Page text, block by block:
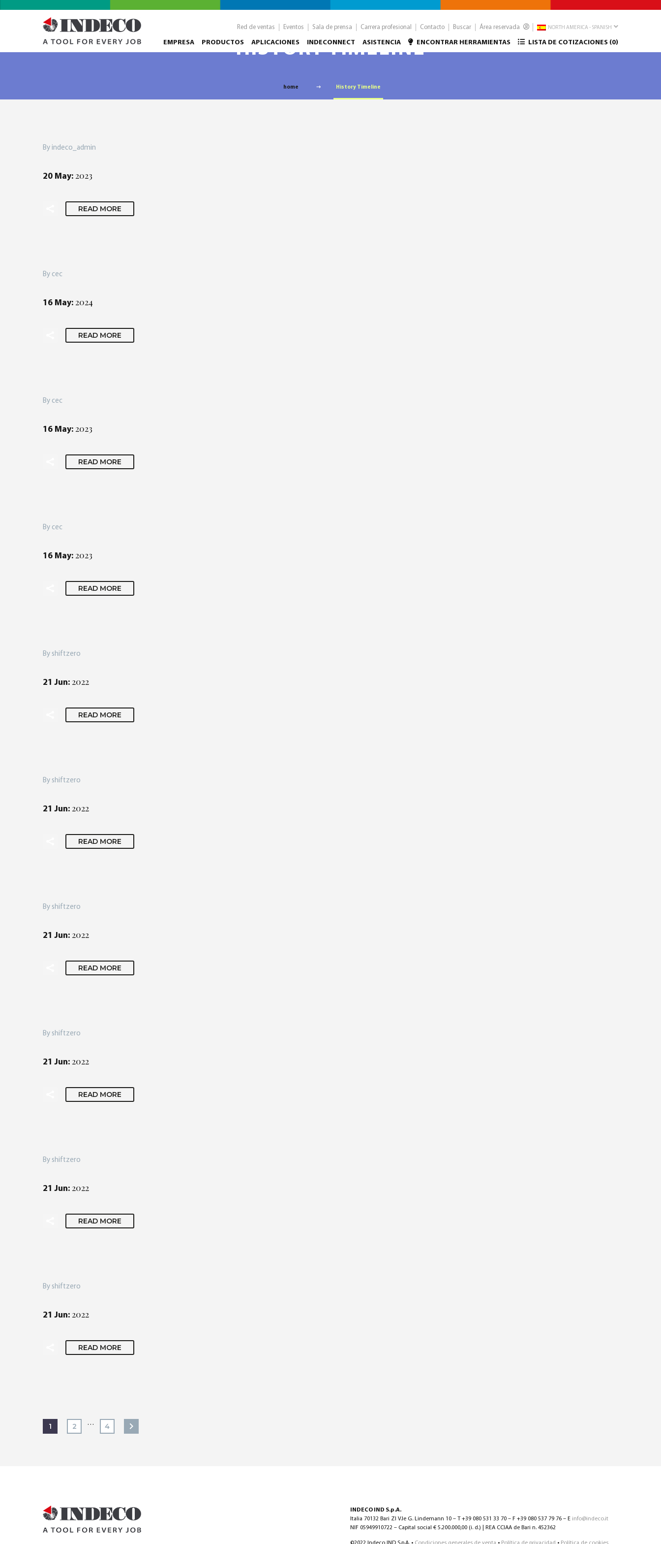
Red de ventas Eventos Sala de prensa Carrera profesional Contacto Buscar Área reservada NORTH AMERICA - SPANISH
EMPRESA PRODUCTOS APLICACIONES INDECONNECT ASISTENCIA ENCONTRAR HERRAMIENTAS LISTA DE COTIZACIONES (0)
HISTORY TIMELINE
home History Timeline
By indeco_admin
20 May: 2023
READ MORE
By cec
16 May: 2024
READ MORE
By cec
16 May: 2023
READ MORE
By cec
16 May: 2023
READ MORE
By shiftzero
21 Jun: 2022
READ MORE
By shiftzero
21 Jun: 2022
READ MORE
By shiftzero
21 Jun: 2022
READ MORE
By shiftzero
21 Jun: 2022
READ MORE
By shiftzero
21 Jun: 2022
READ MORE
By shiftzero
21 Jun: 2022
READ MORE
1 2 … 4
INDECO IND S.p.A.
Italia 70132 Bari ZI V.le G. Lindemann 10 – T +39 080 531 33 70 – F +39 080 537 79 76 – E info@indeco.it
NIF 05949910722 – Capital social € 5.200.000,00 (i. d.) | REA CCIAA de Bari n. 452362